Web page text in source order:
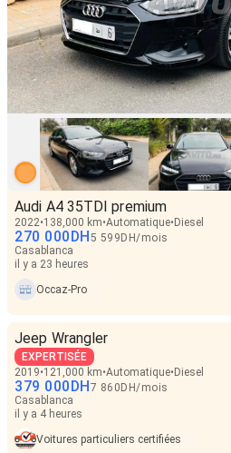
Audi A4 35TDI premium
2022 138,000 km Automatique Diesel
270 000DH5 599 DH/mois
Casablanca
il y a 23 heures
Occaz-Pro
Jeep Wrangler
EXPERTISÉE
2019 121,000 km Automatique Diesel
379 000DH7 860 DH/mois
Casablanca
il y a 4 heures
Voitures particuliers certifiées